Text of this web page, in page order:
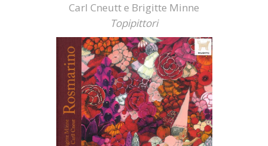
Carl Cneutt e Brigitte Minne
Topipittori